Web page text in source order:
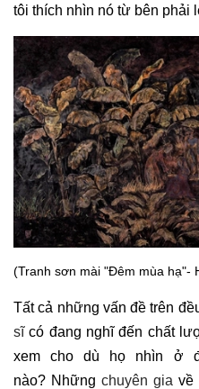
tôi thích nhìn nó từ bên phải
(Tranh sơn mài "Đêm mùa hạ"-
Tất cả những vấn đề trên
sĩcó đang nghĩ đến chất
xem cho dù họ nhìn ở
nào? Nhữngchuyên gia về